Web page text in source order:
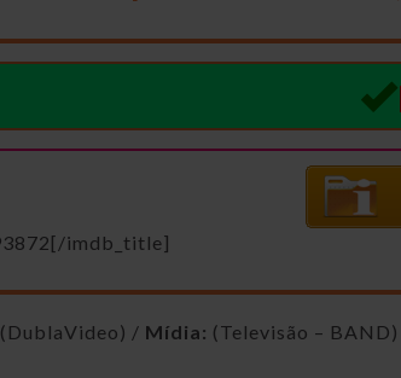
imdb_title]
(DublaVideo) / Mídia: (Televisão – BAND)